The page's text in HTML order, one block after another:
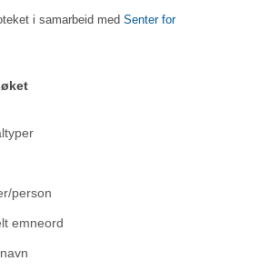
i samarbeid med Senter for
person
emneord